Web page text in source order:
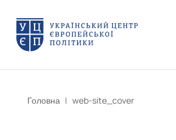
Головна | web-site_cover